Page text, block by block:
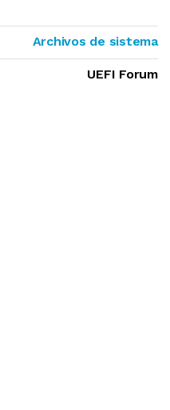
Archivos de sistema
UEFI Forum